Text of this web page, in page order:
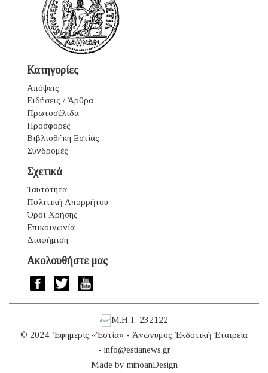
Κατηγορίες
Απόψεις
Ειδήσεις / Άρθρα
Πρωτοσέλιδα
Προσφορές
Βιβλιοθήκη Εστίας
Συνδρομές
Σχετικά
Ταυτότητα
Πολιτική Απορρήτου
Όροι Χρήσης
Επικοινωνία
Διαφήμιση
Ακολουθήστε μας
Μ.Η.Τ. 232122
© 2024. Ἐφημερίς «Ἑστία» - Ἀνώνυμος Ἐκδοτική Ἑταιρεία
- info@estianews.gr
Made by minoanDesign